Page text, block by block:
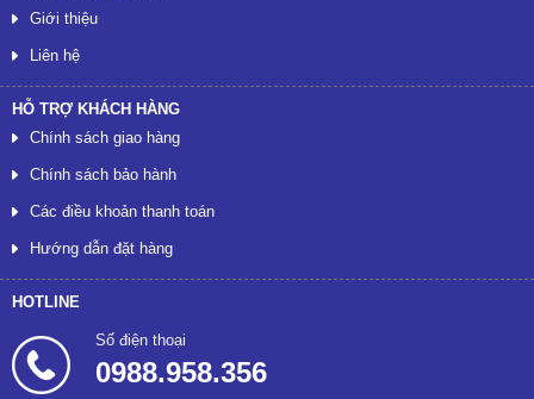
Giới thiệu
Liên hệ
HỖ TRỢ KHÁCH HÀNG
Chính sách giao hàng
Chính sách bảo hành
Các điều khoản thanh toán
Hướng dẫn đặt hàng
HOTLINE
Số điện thoại
0988.958.356